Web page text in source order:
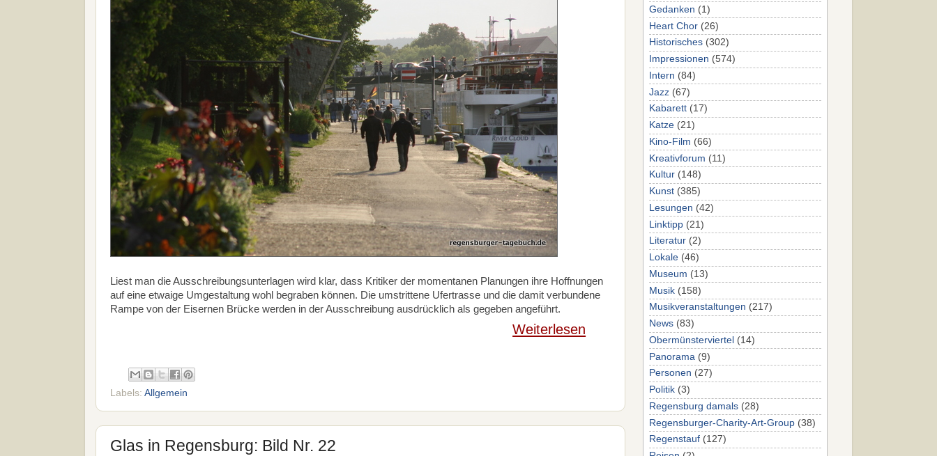
Liest man die Ausschreibungsunterlagen wird klar, dass Kritiker der momentanen Planungen ihre Hoffnungen
auf eine etwaige Umgestaltung wohl begraben können. Die umstrittene Ufertrasse und die damit verbundene
Rampe von der Eisernen Brücke werden in der Ausschreibung ausdrücklich als gegeben angeführt.
Weiterlesen
Labels: Allgemein
Glas in Regensburg: Bild Nr. 22
Gedanken (1)
Heart Chor (26)
Historisches (302)
Impressionen (574)
Intern (84)
Jazz (67)
Kabarett (17)
Katze (21)
Kino-Film (66)
Kreativforum (11)
Kultur (148)
Kunst (385)
Lesungen (42)
Linktipp (21)
Literatur (2)
Lokale (46)
Museum (13)
Musik (158)
Musikveranstaltungen (217)
News (83)
Obermünsterviertel (14)
Panorama (9)
Personen (27)
Politik (3)
Regensburg damals (28)
Regensburger-Charity-Art-Group (38)
Regenstauf (127)